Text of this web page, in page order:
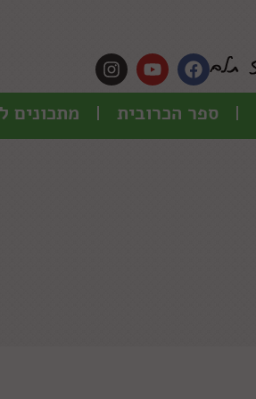
ספר הכרובית מתכונים